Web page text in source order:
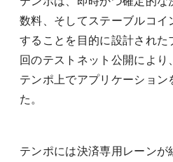
数料、そしてステーブルコ
することを目的に設計され
回のテストネット公開によ
テンポ上でアプリケーショ
た。
テンポには決済専用レーンが